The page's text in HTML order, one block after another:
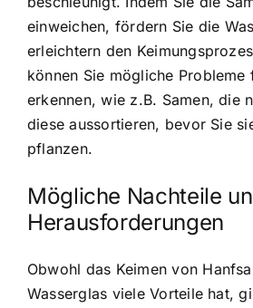
einweichen, fördern Sie die
erleichtern den
können Sie mögliche Probleme
erkennen, wie z.B. Samen, die
diese aussortieren, bevor Sie
pflanzen.
Mögliche Nachteile
Herausforderungen
Obwohl das Keimen von
Wasserglas viele Vorteile hat,